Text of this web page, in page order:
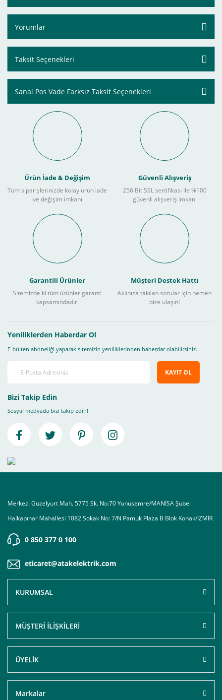
Yorumlar
Taksit Seçenekleri
Sanal Pos Vade Farksız Taksit Seçenekleri
Ürün İade & Değişim
Tüm siparişlerinizde kolay ürün iade
ve değişim imkanı
Güvenli Alışveriş
256 Bit SSL sertifikası ile %100
güvenli alışveriş imkanı
Garantili Ürünler
Sitemizde ki tüm ürünler garanti
kapsamındadır.
Müşteri Destek Hattı
Aklınıza takılan sorular için hemen
bize ulaşın!
Yeniliklerden Haberdar Ol
E-bülten aboneliği yaparak sitemizin yeniliklerinden haberdar olabilirsiniz.
KAYIT OL
Bizi Takip Edin
Sosyal medyada bizi takip edin!
Merkez: Güzelyurt Mah. 5775 Sk. No:70 Yunusemre/MANİSA Şube:
Halkapınar Mahallesi 1082 Sokak No: 7/N Pamuk Plaza B Blok Konak/İZMİR
0 850 377 0 100
eticaret@atakelektrik.com
KURUMSAL
MÜŞTERİ İLİŞKİLERİ
ÜYELİK
Markalar